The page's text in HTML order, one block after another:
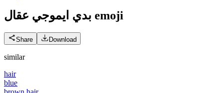
بدي ايموجي عقال emoji
Share Download
similar
hair
blue